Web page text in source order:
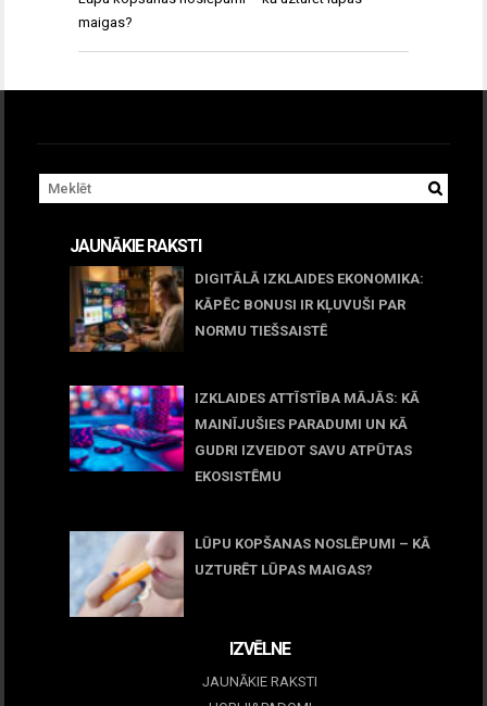
maigas?
JAUNĀKIE RAKSTI
DIGITĀLĀ IZKLAIDES EKONOMIKA:
KĀPĒC BONUSI IR KĻUVUŠI PAR
NORMU TIEŠSAISTĒ
IZKLAIDES ATTĪSTĪBA MĀJĀS: KĀ
MAINĪJUŠIES PARADUMI UN KĀ
GUDRI IZVEIDOT SAVU ATPŪTAS
EKOSISTĒMU
LŪPU KOPŠANAS NOSLĒPUMI – KĀ
UZTURĒT LŪPAS MAIGAS?
IZVĒLNE
JAUNĀKIE RAKSTI